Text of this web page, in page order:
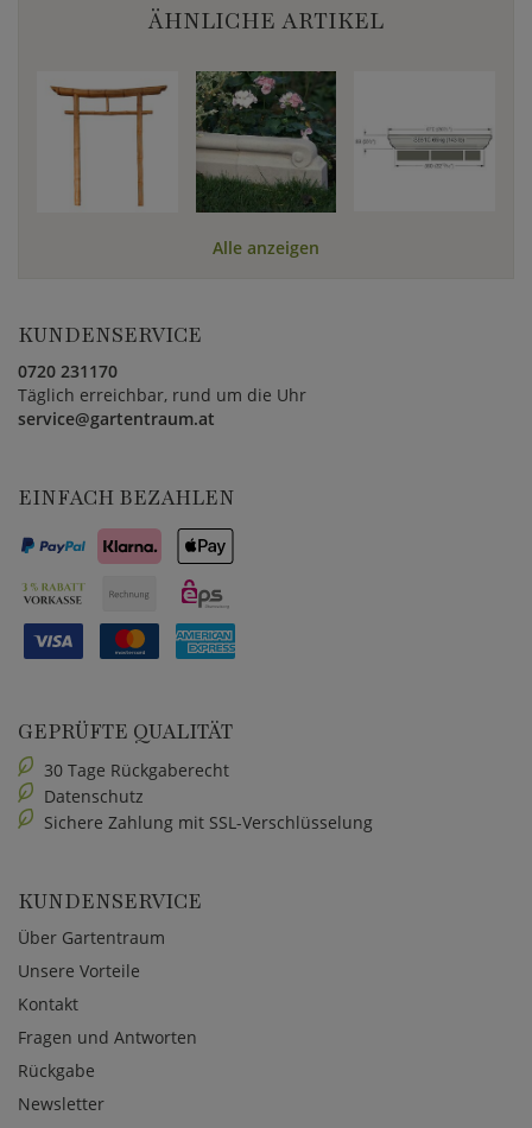
ÄHNLICHE ARTIKEL
Alle anzeigen
KUNDENSERVICE
0720 231170
Täglich erreichbar, rund um die Uhr
service@gartentraum.at
EINFACH BEZAHLEN
GEPRÜFTE QUALITÄT
30 Tage Rückgaberecht
Datenschutz
Sichere Zahlung mit SSL-Verschlüsselung
KUNDENSERVICE
Über Gartentraum
Unsere Vorteile
Kontakt
Fragen und Antworten
Rückgabe
Newsletter